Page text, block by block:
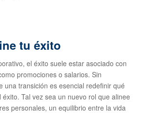
tu éxito
el éxito suele estar asociado con
promociones o salarios. Sin
una transición es esencial redefinir qué
Tal vez sea un nuevo rol que alinee
personales, un equilibrio entre la vida